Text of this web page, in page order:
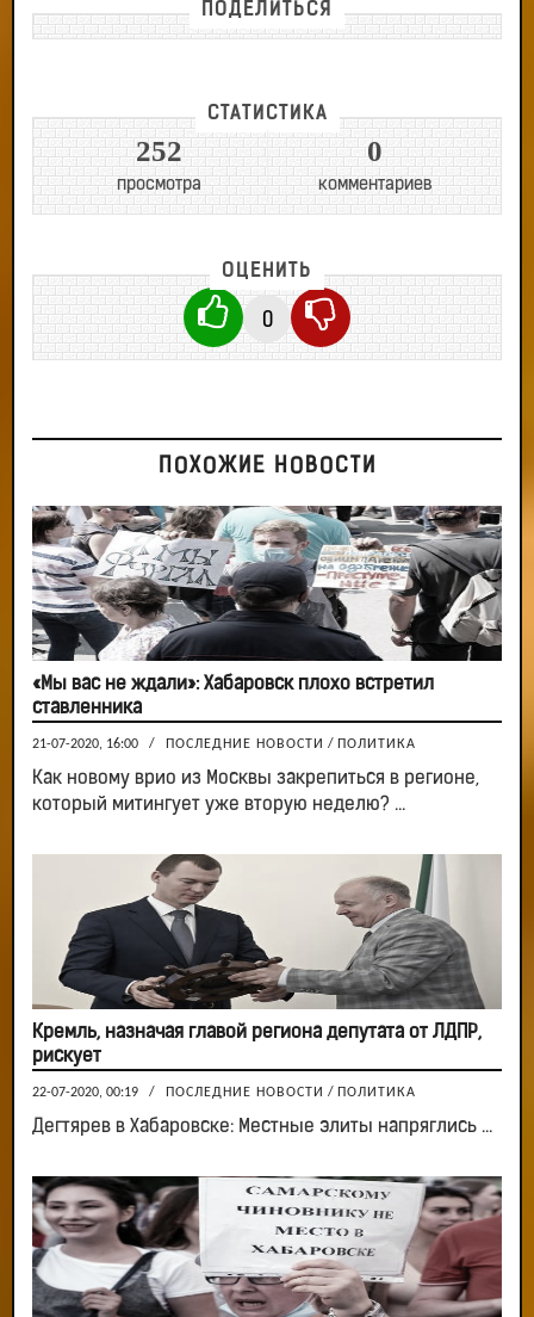
ПОДЕЛИТЬСЯ
СТАТИСТИКА
252
просмотра
0
комментариев
ОЦЕНИТЬ
0
ПОХОЖИЕ НОВОСТИ
«Мы вас не ждали»: Хабаровск плохо встретил
ставленника
21-07-2020, 16:00 / ПОСЛЕДНИЕ НОВОСТИ / ПОЛИТИКА
Как новому врио из Москвы закрепиться в регионе,
который митингует уже вторую неделю? ...
Кремль, назначая главой региона депутата от ЛДПР,
рискует
22-07-2020, 00:19 / ПОСЛЕДНИЕ НОВОСТИ / ПОЛИТИКА
Дегтярев в Хабаровске: Местные элиты напряглись ...